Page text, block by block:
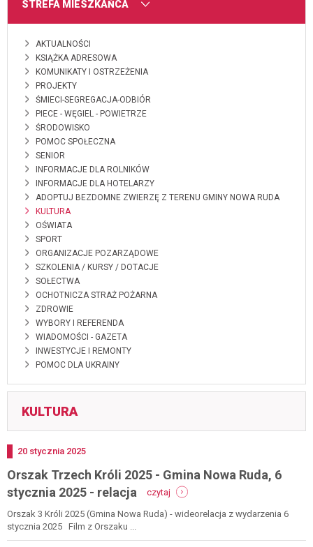
MENU
STREFA MIESZKAŃCA
AKTUALNOŚCI
KSIĄŻKA ADRESOWA
KOMUNIKATY I OSTRZEŻENIA
PROJEKTY
ŚMIECI-SEGREGACJA-ODBIÓR
PIECE - WĘGIEL - POWIETRZE
ŚRODOWISKO
POMOC SPOŁECZNA
SENIOR
INFORMACJE DLA ROLNIKÓW
INFORMACJE DLA HOTELARZY
ADOPTUJ BEZDOMNE ZWIERZĘ Z TERENU GMINY NOWA RUDA
KULTURA
OŚWIATA
SPORT
ORGANIZACJE POZARZĄDOWE
SZKOLENIA / KURSY / DOTACJE
SOŁECTWA
OCHOTNICZA STRAŻ POŻARNA
ZDROWIE
WYBORY I REFERENDA
WIADOMOŚCI - GAZETA
INWESTYCJE I REMONTY
POMOC DLA UKRAINY
KULTURA
Dodano
20 stycznia 2025
Orszak Trzech Króli 2025 - Gmina Nowa Ruda, 6
stycznia 2025 - relacja
czytaj
orszak
trzech
Orszak 3 Króli 2025 (Gmina Nowa Ruda) - wideorelacja z wydarzenia 6
stycznia 2025 Film z Orszaku ...